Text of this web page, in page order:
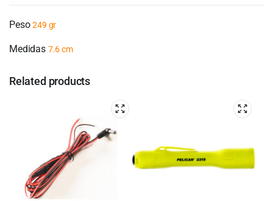
Peso249 gr
Medidas 7.6 cm
Related products